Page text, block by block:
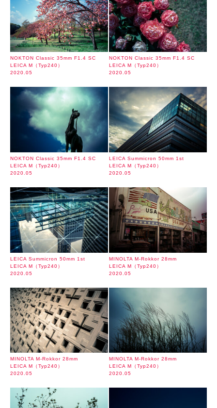
NOKTON Classic 35mm F1.4 SC
LEICA M（Typ240）
2020.05
NOKTON Classic 35mm F1.4 SC
LEICA M（Typ240）
2020.05
NOKTON Classic 35mm F1.4 SC
LEICA M（Typ240）
2020.05
LEICA Summicron 50mm 1st
LEICA M（Typ240）
2020.05
LEICA Summicron 50mm 1st
LEICA M（Typ240）
2020.05
MINOLTA M-Rokkor 28mm
LEICA M（Typ240）
2020.05
MINOLTA M-Rokkor 28mm
LEICA M（Typ240）
2020.05
MINOLTA M-Rokkor 28mm
LEICA M（Typ240）
2020.05